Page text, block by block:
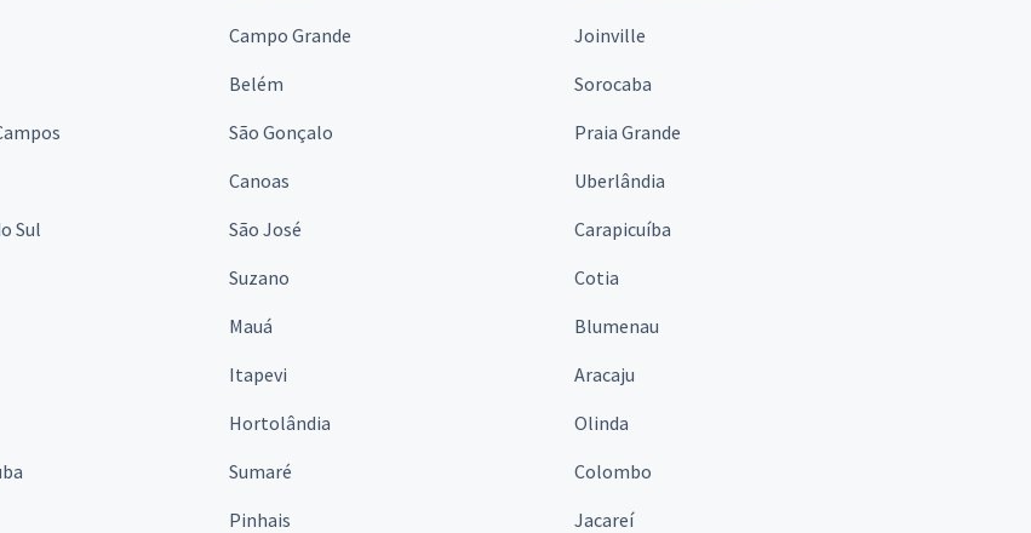
Campo Grande
Joinville
Belém
Sorocaba
São Gonçalo
Praia Grande
Canoas
Uberlândia
Sul São José
Carapicuíba
Suzano
Cotia
Mauá
Blumenau
Itapevi
Aracaju
Hortolândia
Olinda
Sumaré
Colombo
Pinhais
Jacareí